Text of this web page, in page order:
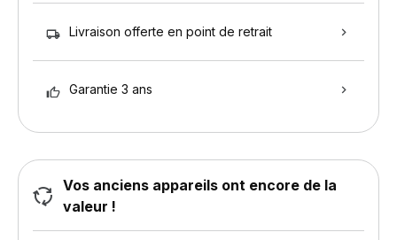
Livraison offerte en point de retrait
Garantie 3 ans
Vos anciens appareils ont encore de la
valeur !